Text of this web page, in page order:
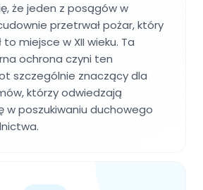
że jeden z posągów w
przetrwał pożar, który
to miejsce w XII wieku. Ta
ochrona czyni ten
szczególnie znaczący dla
którzy odwiedzają
w poszukiwaniu duchowego